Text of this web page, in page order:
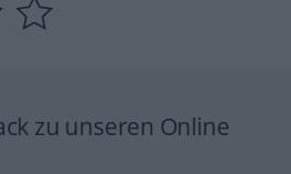
zu unseren Online